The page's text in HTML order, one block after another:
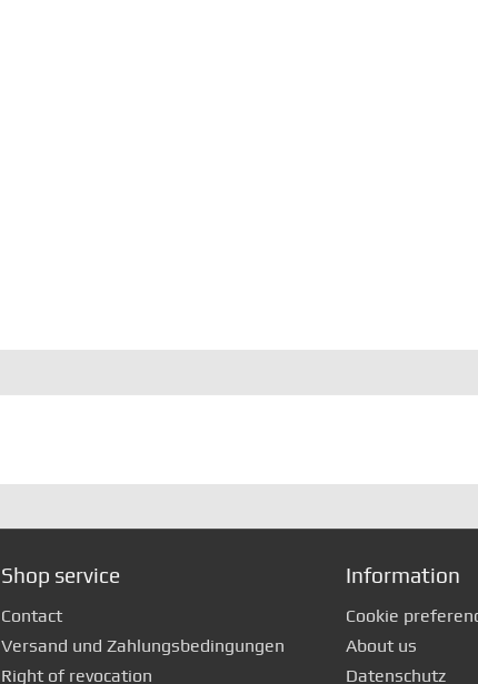
Shop service
Contact
Versand und Zahlungsbedingungen
Right of revocation
Information
Cookie
About us
Datenschutz